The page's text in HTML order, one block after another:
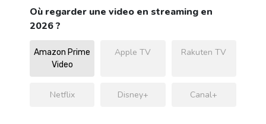
Où regarder une video en streaming en
2026 ?
Amazon Prime
Video
Apple TV Rakuten TV
Netflix Disney+ Canal+